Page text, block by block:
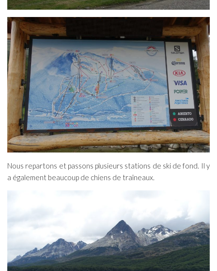
Nous repartons et passons plusieurs stations de ski de fond. Il y
a également beaucoup de chiens de traîneaux.